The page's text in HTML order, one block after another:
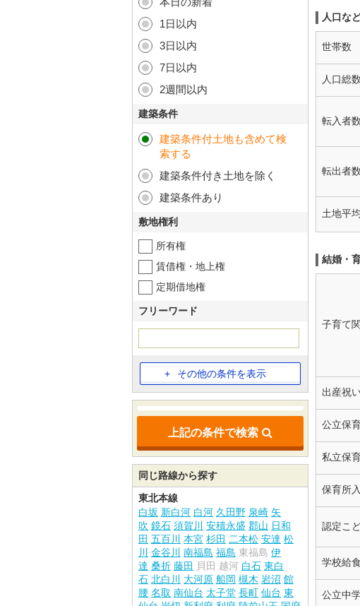
人口な
世帯数
人口総数
転入者数
転出者数
土地平
結婚・
子育て
出産祝
公立保
私立保
保育所
認定こ
学校給食
公立中
1日以内
3日以内
7日以内
2週間以内
建築条件
建築条件付土地も含めて検
索する
建築条件付き土地を除く
建築条件あり
敷地権利
所有権
賃借権・地上権
定期借地権
フリーワード
その他の条件を表示
上記の条件で検索
同じ路線から探す
東北本線
白坂 新白河 白河 久田野 泉崎 矢
吹 鏡石 須賀川 安積永盛 郡山 日和
田 五百川 本宮 杉田 二本松 安達 松
川
金谷川 南福島 福島 東福島 伊
達 桑折 藤田 貝田 越河 白石 東白
石 北白川 大河原 船岡 槻木 岩沼 館
腰 名取 南仙台 太子堂 長町 仙台 東